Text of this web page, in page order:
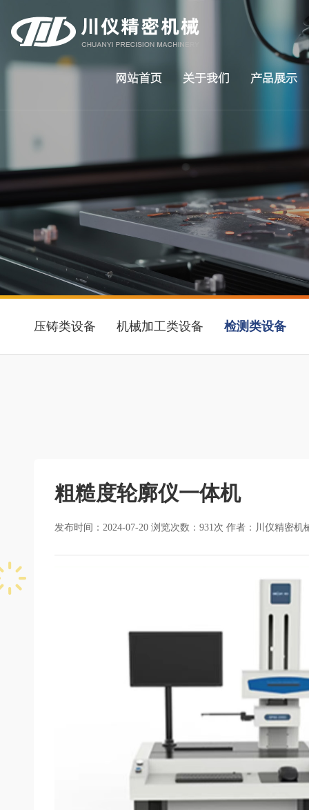
网站首页 关于我们 产品展示
压铸类设备 机械加工类设备 检测类设备
粗糙度轮廓仪一体机
发布时间：2024-07-20 浏览次数： 931 次 作者：川仪精密机